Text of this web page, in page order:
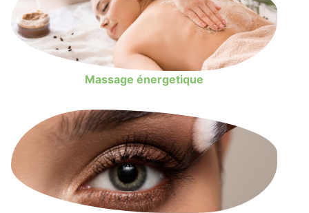
Massage énergetique